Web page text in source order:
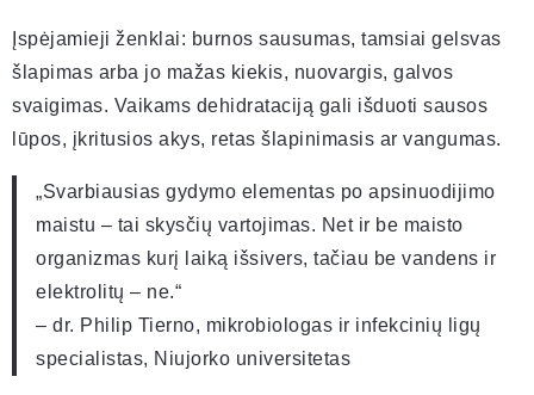
Įspėjamieji ženklai: burnos sausumas, tamsiai gelsvas
šlapimas arba jo mažas kiekis, nuovargis, galvos
svaigimas. Vaikams dehidrataciją gali išduoti sausos
lūpos, įkritusios akys, retas šlapinimasis ar vangumas.
„Svarbiausias gydymo elementas po apsinuodijimo
maistu – tai skysčių vartojimas. Net ir be maisto
organizmas kurį laiką išsivers, tačiau be vandens ir
elektrolitų – ne.“
– dr. Philip Tierno, mikrobiologas ir infekcinių ligų
specialistas, Niujorko universitetas